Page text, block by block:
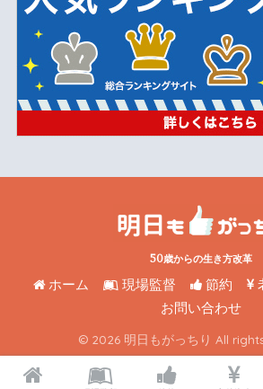
50歳からの生き方改革
ホーム 現場監督 節約
お問い合わせ
© 2026 明日もがっちり All